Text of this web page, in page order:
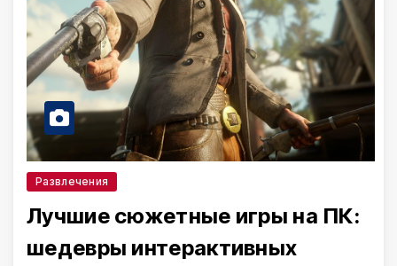
Развлечения
Лучшие сюжетные игры на ПК:
шедевры интерактивных